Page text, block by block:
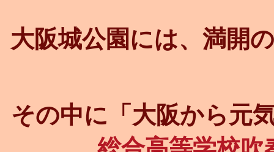
大阪城公園には、満開
その中に「大阪から元